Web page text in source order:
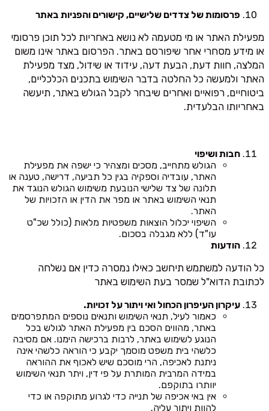
פרסומות של צדדים שלישיים, קישורים והפניות באתר
מפעילת האתר או מי מטעמה לא נושא באחריות לכל תוכן פרסומי
או מידע מסחרי אחר שיפורסם באתר. הפרסום באתר אינו משום
המלצה, חוות דעת, הבעת דעה, עידוד או שידול, מצד מפעילת
האתר ולמעשה כל החלטה בדבר השימוש בתכנים הכלכליים,
ביטוחיים, רפואיים ואחרים שיבחר לקבל הגולש באתר, תיעשה
באחריותו הבלעדית.
חבות ושיפוי
הגולש מתחייב, מסכים ומצהיר כי ישפה את מפעילת
האתר, עובדיה וספקיה בגין כל תביעה, דרישה, טענה או
תלונה של צד שלישי הנובעת משימוש הגולש הנוגד את
תנאי השימוש באתר או מפר את הדין או הזכויות של
האתר.
השיפוי יכלול הוצאות משפטיות מלאות (כולל שכ"ט
עו"ד) ללא מגבלה בסכום.
הודעות
כל הודעה למשתמש תיחשב כאילו נמסרה כדין אם נשלחה
לכתובת הדוא"ל שמסר בעת השימוש באתר
עיקרון העיפרון הכחול ואי ויתור על זכויות.
כאמור לעיל, תנאי השימוש ותנאים נוספים המתפרסמים
באתר, מהווים הסכם בין מפעילת האתר לגולש בכל
הנוגע לשימוש באתר, לרבות ברכישה הימנו. אם מסיבה
כלשהי בית משפט מוסמך יקבע כי הוראה כלשהי אינה
ניתנת לאכיפה, הרי מוסכם שיש לאכוף את ההוראה
במידה המרבית המותרת על פי דין, ויתר תנאי השימוש
יוותרו בתוקפם.
אין באי אכיפה של תנייה כדי לגרוע מתוקפה או כדי
להוות ויתור עליה.